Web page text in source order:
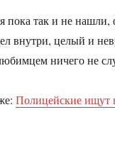
пока так и не
внутри, целый и
ничего не
Полицейские ищут